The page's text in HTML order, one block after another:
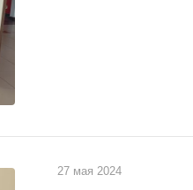
27 мая 2024